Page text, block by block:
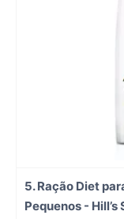
5. Ração Diet
Pequenos - Hill’s